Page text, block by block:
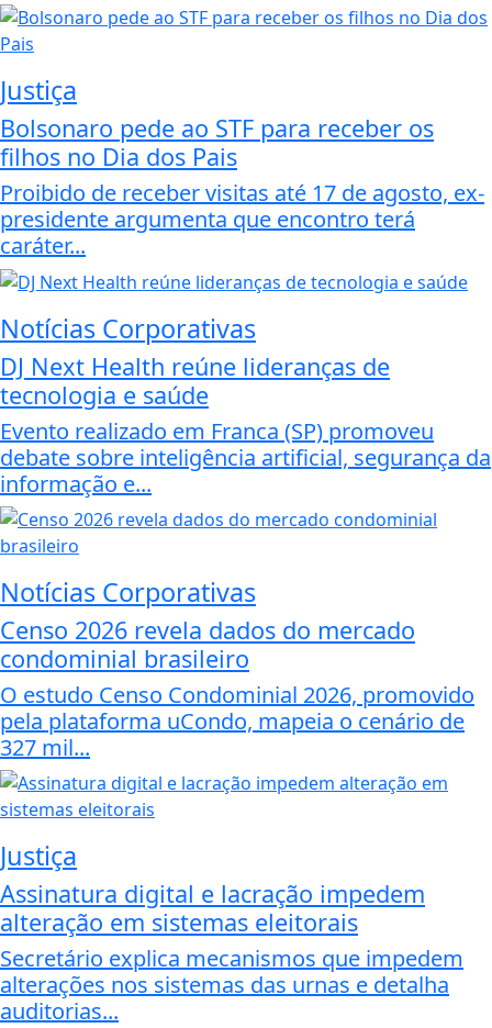
Justiça
Bolsonaro pede ao STF para receber os
filhos no Dia dos Pais
Proibido de receber visitas até 17 de agosto, ex-
presidente argumenta que encontro terá
caráter...
Notícias Corporativas
DJ Next Health reúne lideranças de
tecnologia e saúde
Evento realizado em Franca (SP) promoveu
debate sobre inteligência artificial, segurança da
informação e...
Notícias Corporativas
Censo 2026 revela dados do mercado
condominial brasileiro
O estudo Censo Condominial 2026, promovido
pela plataforma uCondo, mapeia o cenário de
327 mil...
Justiça
Assinatura digital e lacração impedem
alteração em sistemas eleitorais
Secretário explica mecanismos que impedem
alterações nos sistemas das urnas e detalha
auditorias...